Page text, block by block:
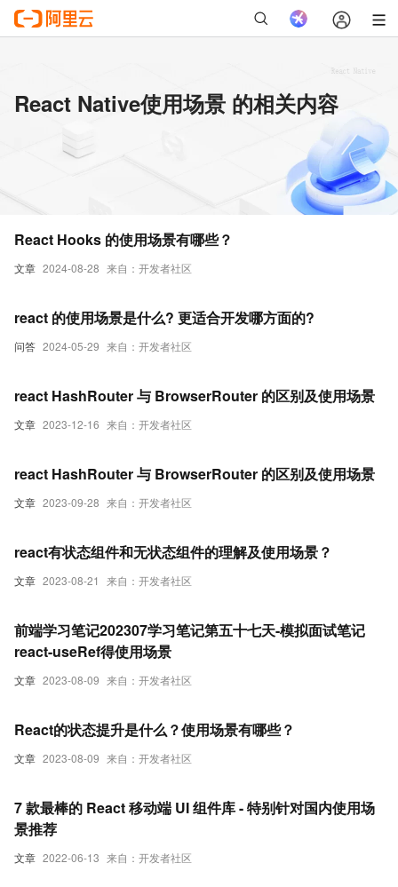
React Native使用场景 的相关内容
文章 2024-08-28 来自：开发者社区
React Hooks 的使用场景有哪些？
问答 2024-05-29 来自：开发者社区
react 的使用场景是什么? 更适合开发哪方面的?
文章 2023-12-16 来自：开发者社区
react HashRouter 与 BrowserRouter 的区别及使用场景
文章 2023-09-28 来自：开发者社区
react HashRouter 与 BrowserRouter 的区别及使用场景
文章 2023-08-21 来自：开发者社区
react有状态组件和无状态组件的理解及使用场景？
文章 2023-08-09 来自：开发者社区
前端学习笔记202307学习笔记第五十七天-模拟面试笔记
react-useRef得使用场景
文章 2023-08-09 来自：开发者社区
React的状态提升是什么？使用场景有哪些？
文章 2022-06-13 来自：开发者社区
7 款最棒的 React 移动端 UI 组件库 - 特别针对国内使用场
景推荐